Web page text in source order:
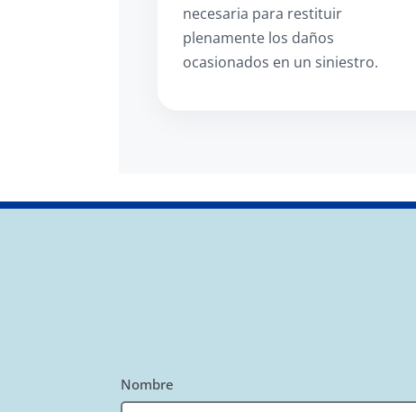
necesaria para restituir
plenamente los daños
ocasionados en un siniestro.
Nombre